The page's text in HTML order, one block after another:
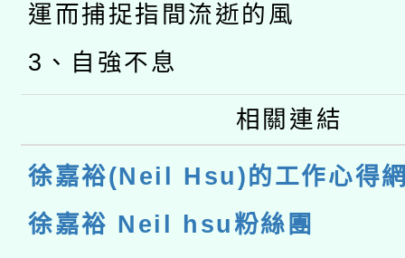
運而捕捉指間流逝的風
3、自強不息
相關連結
徐嘉裕(Neil Hsu)的工作心得
徐嘉裕 Neil hsu粉絲團